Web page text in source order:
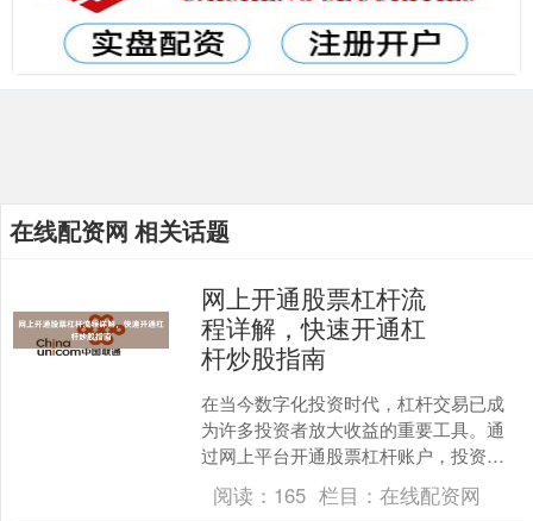
在线配资网 相关话题
网上开通股票杠杆流
程详解，快速开通杠
杆炒股指南
在当今数字化投资时代，杠杆交易已成
为许多投资者放大收益的重要工具。通
过网上平台开通股票杠杆账户，投资者
可以更灵活地运用资金，把握市场机
会。本文将为您详细解析网上....
阅读： 165 栏目：在线配资网